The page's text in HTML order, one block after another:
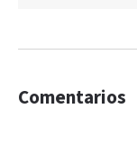
Comentarios